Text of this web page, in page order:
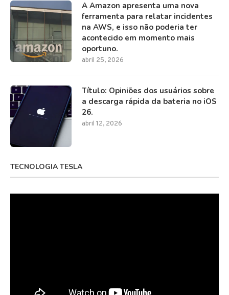
A Amazon apresenta uma nova
ferramenta para relatar incidentes
na AWS, e isso não poderia ter
acontecido em momento mais
oportuno.
abril 25, 2026
Título: Opiniões dos usuários sobre
a descarga rápida da bateria no iOS
26.
abril 12, 2026
TECNOLOGIA TESLA